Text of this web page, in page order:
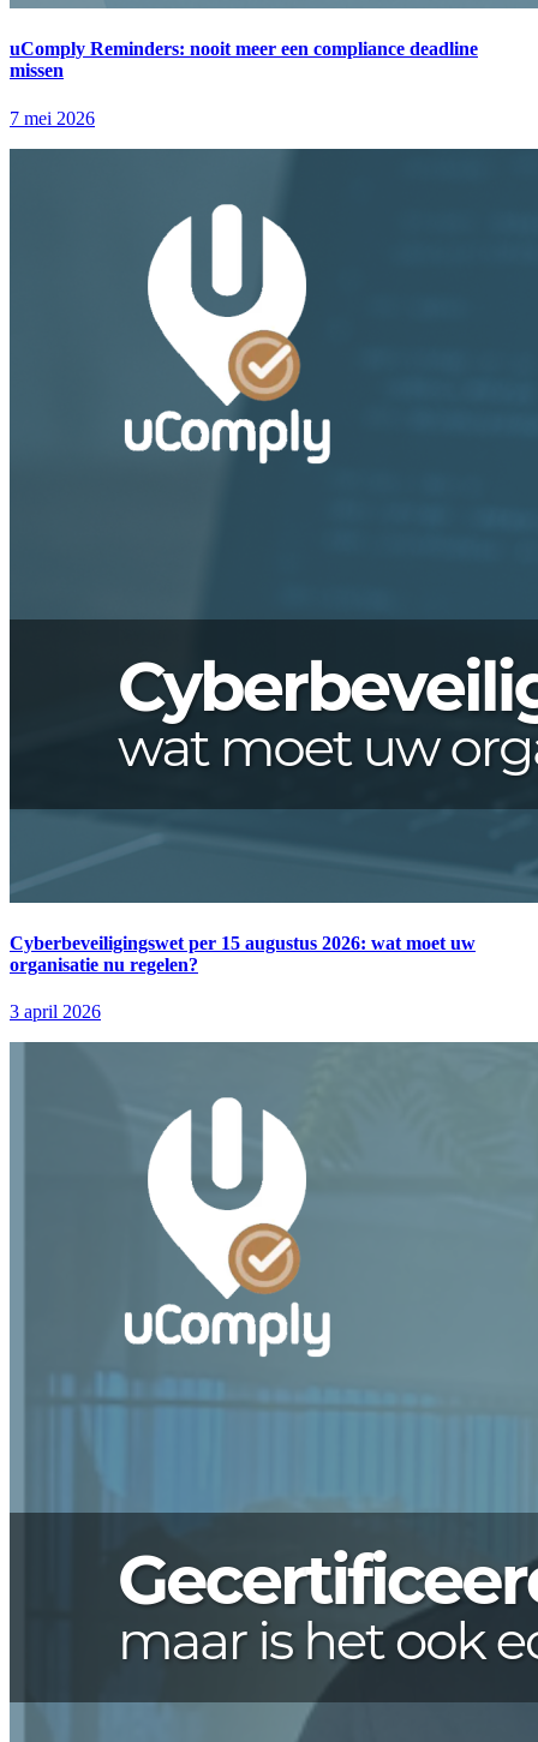
uComply Reminders: nooit meer een compliance deadline
missen
7 mei 2026
Cyberbeveiligingswet per 15 augustus 2026: wat moet uw
organisatie nu regelen?
3 april 2026